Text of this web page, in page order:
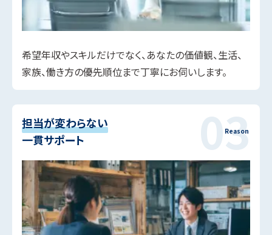
希望年収やスキルだけでなく、あなたの価値観、生活、
家族、働き方の優先順位まで丁寧にお伺いします。
担当が変わらない
一貫サポート